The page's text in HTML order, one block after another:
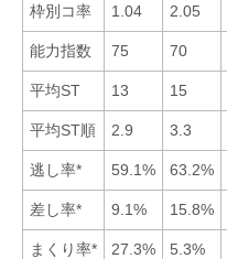
枠別コ率 1.04 2.05
能力指数 75 70
平均ST 13 15
平均ST順 2.9 3.3
逃し率* 59.1% 63.2%
差し率* 9.1% 15.8%
まくり率* 27.3% 5.3%